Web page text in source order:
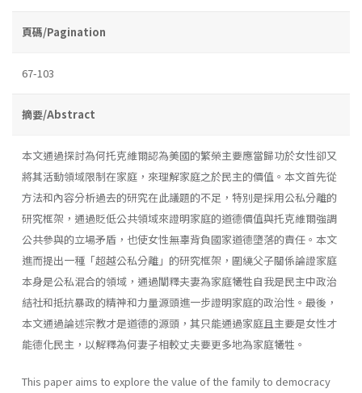
頁碼/Pagination
67-103
摘要/Abstract
本文通過探討為何托克維爾認為美國的繁榮主要應當歸功於女性卻又
將其活動領域限制在家庭，來理解家庭之於民主的價值。本文首先從
方法和內容分析過去的研究在此議題的不足，特別是採用公私分離的
研究框架，通過貶低公共領域來證明家庭的道德價值與托克維爾強調
公共參與的立場矛盾，也使女性無辜背負國家道德墮落的責任。本文
進而提出一種「超越公私分離」的研究框架，圍繞父子關係論證家庭
本身是公私混合的領域，通過闡釋夫妻為家庭犧牲自我是民主中政治
結社和抵抗暴政的精神和力量源頭進一步證明家庭的政治性。最後，
本文通過論述宗教才是道德的源頭，其只能通過家庭且主要是女性才
能德化民主，以解釋為何妻子相較丈夫要更多地為家庭犧牲。
This paper aims to explore the value of the family to democracy